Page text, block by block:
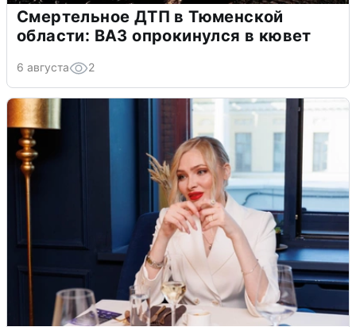
Смертельное ДТП в Тюменской
области: ВАЗ опрокинулся в кювет
6 августа 2